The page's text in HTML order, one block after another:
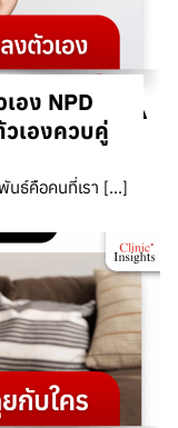
อง NPD
เองควบคู่
พันธ์คือคนที่เรา […]